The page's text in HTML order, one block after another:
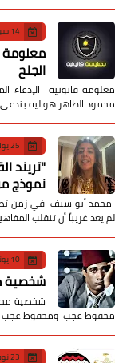
14 سبتمبر 2022
معلومة
الجنح
معلومة قانونية الإدعاء
محمود الطاهر هو ليه
25 يوليو 2026
​"تريند
نموذج
محمد أبو سيف ​في زمن
لم يعد غريباً أن تنقلب
10 يونيو 2021
شخصية
شخصية
محفوظ عجب ومحفوظ عجب
23 نوفمبر 2022